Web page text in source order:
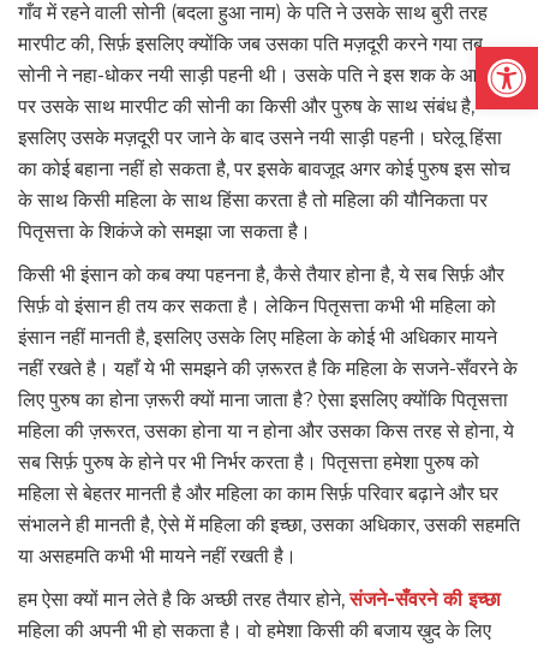
गाँव में रहने वाली सोनी (बदला हुआ नाम) के पति ने उसके साथ बुरी तरह
मारपीट की, सिर्फ़ इसलिए क्योंकि जब उसका पति मज़दूरी करने गया तब
सोनी ने नहा-धोकर नयी साड़ी पहनी थी। उसके पति ने इस शक के आधार
पर उसके साथ मारपीट की सोनी का किसी और पुरुष के साथ संबंध है,
इसलिए उसके मज़दूरी पर जाने के बाद उसने नयी साड़ी पहनी। घरेलू हिंसा
का कोई बहाना नहीं हो सकता है, पर इसके बावजूद अगर कोई पुरुष इस सोच
के साथ किसी महिला के साथ हिंसा करता है तो महिला की यौनिकता पर
पितृसत्ता के शिकंजे को समझा जा सकता है।
किसी भी इंसान को कब क्या पहनना है, कैसे तैयार होना है, ये सब सिर्फ़ और
सिर्फ़ वो इंसान ही तय कर सकता है। लेकिन पितृसत्ता कभी भी महिला को
इंसान नहीं मानती है, इसलिए उसके लिए महिला के कोई भी अधिकार मायने
नहीं रखते है। यहाँ ये भी समझने की ज़रूरत है कि महिला के सजने-सँवरने के
लिए पुरुष का होना ज़रूरी क्यों माना जाता है? ऐसा इसलिए क्योंकि पितृसत्ता
महिला की ज़रूरत, उसका होना या न होना और उसका किस तरह से होना, ये
सब सिर्फ़ पुरुष के होने पर भी निर्भर करता है। पितृसत्ता हमेशा पुरुष को
महिला से बेहतर मानती है और महिला का काम सिर्फ़ परिवार बढ़ाने और घर
संभालने ही मानती है, ऐसे में महिला की इच्छा, उसका अधिकार, उसकी सहमति
या असहमति कभी भी मायने नहीं रखती है।
हम ऐसा क्यों मान लेते है कि अच्छी तरह तैयार होने,संजने-सँवरने की इच्छा
महिला की अपनी भी हो सकता है। वो हमेशा किसी की बजाय ख़ुद के लिए